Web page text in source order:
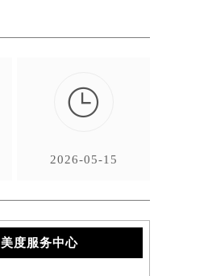

2026-05-15
美度服务中心